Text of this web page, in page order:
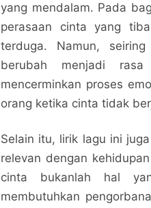
yang mendalam. Pada
perasaan cinta yang
terduga. Namun,
berubah menjadi
mencerminkan proses
orang ketika cinta tidak
Selain itu, lirik lagu ini
relevan dengan
cinta bukanlah hal
membutuhkan